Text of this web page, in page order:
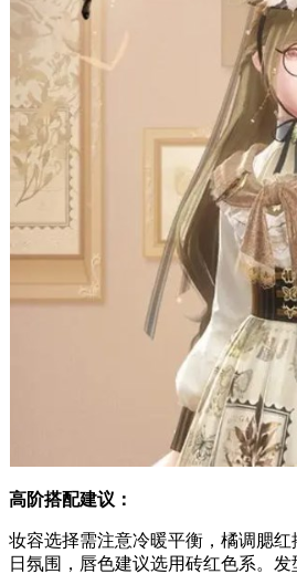
高阶搭配建议：
妆容选择需注意冷暖平衡，橘调腮
日氛围，唇色建议选用砖红色系。